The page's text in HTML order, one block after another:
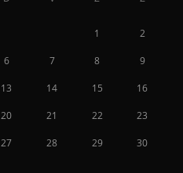
1 2
6 7 8 9
13 14 15 16
20 21 22 23
27 28 29 30